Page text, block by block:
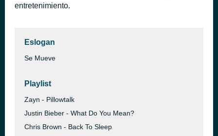
entretenimiento.
Eslogan
Se Mueve
Playlist
Zayn - Pillowtalk
Justin Bieber - What Do You Mean?
Chris Brown - Back To Sleep